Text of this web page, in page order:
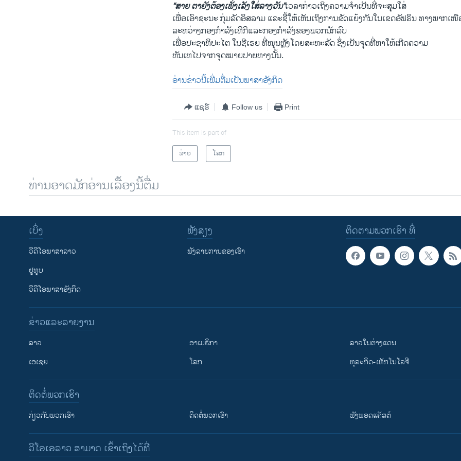
“ສາຍ ຕາຍັງຕ້ອງເພັ່ງເລັງໃສ່ລາງວັນ”ເວລາກ່າວເຖິງຄວາມຈຳເປັນທີ່ຈະສຸມໃສ່
ເພື່ອເອົາຊະນະ ກຸ່ມລັດອິສລາມ ແລະຊີ້ໃຫ້ເຫັນເຖິງການຂັດແຍ້ງກັນໃນເຂດອັຟຣິນ ທາງພາກເໜື
ລະຫວ່າງກອງກຳລັງເທີກີແລະກອງກຳລັງຂອງພວກນັກລົບ
ເພື່ອປະຊາທິປະໄຕ ໃນຊີເຣຍ ທີ່ໜຸນຫຼັງໂດຍສະຫະລັດ ຊຶ່ງເປັນຈຸດທີ່ຫາໃຫ້ເກີດຄວາມ
ຫັນເຫໄປຈາກຈຸດໝາຍປາຍທາງນັ້ນ.
ອ່ານ​ຂ່າວ​ນີ້​ເພີ່ມຕື່ມ​ເປັນ​ພາສາ​ອັງກິດ
ແຊຣ໌ Follow us Print
This item is part of
ຂ່າວ
ໂລກ
ທ່ານອາດມັກອ່ານເລື້ອງນີ້ຕື່ມ
ຕິດຕາມພວກເຮົາ ທີ່
ເບິ່ງ
ວີດີໂອພາສາລາວ
ຢູທູບ
ວີດີໂອພາສາອັງກິດ
ຟັງສຽງ
ຟັງລາຍການຂອງເຮົາ
ຂ່າວແລະລາຍງານ
ລາວ
ເອເຊຍ
ອາເມຣິກາ
ໂລກ
ລາວໃນຕ່າງແດນ
ທຸລະກິດ-ເທັກໂນໂລຈີ
ຕິດຕໍ່ພວກເຮົາ
ກ່ຽວກັບພວກເຮົາ ຕິດຕໍ່ພວກເຮົາ ຟັງພອດແຄັສຕ໌
ວີໂອເອລາວ ສາມາດ ເຂົ້າເຖິງໄດ້ທີ່